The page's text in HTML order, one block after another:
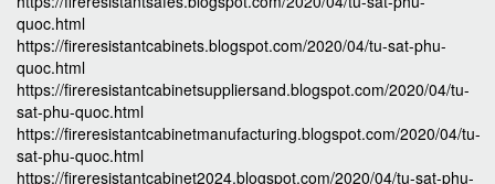
quoc.html
https://fireresistantcabinets.blogspot.com/2020/04/tu-sat-phu-
quoc.html
https://fireresistantcabinetsuppliersand.blogspot.com/2020/04/tu-
sat-phu-quoc.html
https://fireresistantcabinetmanufacturing.blogspot.com/2020/04/tu-
sat-phu-quoc.html
https://fireresistantcabinet2024.blogspot.com/2020/04/tu-sat-phu-